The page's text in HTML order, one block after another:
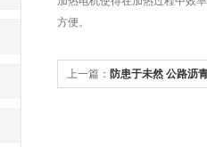
方便。
上一篇： 防患于未然 公路沥